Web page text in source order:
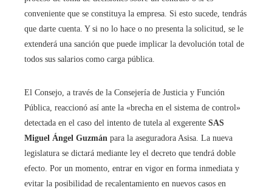
conveniente que se constituya la empresa. Si esto sucede, tendrás
que darte cuenta. Y si no lo hace o no presenta la solicitud, se le
extenderá una sanción que puede implicar la devolución total de
todos sus salarios como carga pública.
El Consejo, a través de la Consejería de Justicia y Función
Pública, reaccionó así ante la «brecha en el sistema de control»
detectada en el caso del intento de tutela al exgerente SAS
Miguel Ángel Guzmán para la aseguradora Asisa. La nueva
legislatura se dictará mediante ley el decreto que tendrá doble
efecto. Por un momento, entrar en vigor en forma inmediata y
evitar la posibilidad de recalentamiento en nuevos casos en